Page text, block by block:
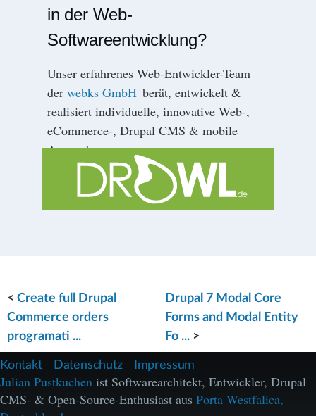
in der Web-
Softwareentwicklung?
Unser erfahrenes Web-Entwickler-Team
derwebks GmbH berät, entwickelt &
realisiert individuelle, innovative Web-,
eCommerce-, Drupal CMS & mobile
Anwendungen.
< Create full Drupal
Commerce orders
programati ...
Drupal 7 Modal Core
Forms and Modal Entity
Fo ... >
F
ß
z
e
Kontakt Datenschutz Impressum
Julian Pustkuchen ist Softwarearchitekt, Entwickler, Drupal
CMS- & Open-Source-Enthusiast aus Porta Westfalica,